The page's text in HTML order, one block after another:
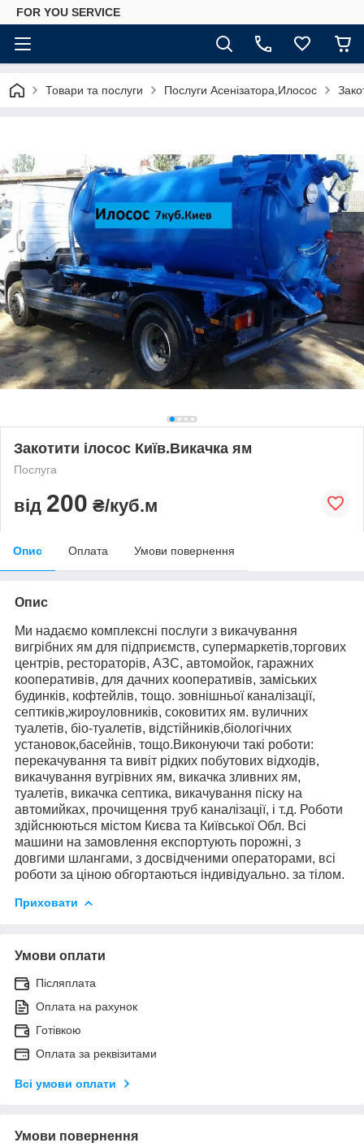
FOR YOU SERVICE
Товари та послуги Послуги Асенізатора,Илосос
Закотити ілосос Київ.Викачка ям
Послуга
від 200 ₴/куб.м
Опис Оплата Умови повернення
Опис
Ми надаємо комплексні послуги з викачування
вигрібних ям для підприємств, супермаркетів,торгових
центрів, рестораторів, АЗС, автомойок, гаражних
кооперативів, для дачних кооперативів, заміських
будинків, кофтейлів, тощо. зовнішньої каналізації,
септиків,жироуловників, соковитих ям. вуличних
туалетів, біо-туалетів, відстійників,біологічних
установок,басейнів, тощо.Виконуючи такі роботи:
перекачування та вивіт рідких побутових відходів,
викачування вугрівних ям, викачка зливних ям,
туалетів, викачка септика, викачування піску на
автомийках, прочищення труб каналізації, і т.д. Роботи
здійснюються містом Києва та Київської Обл. Всі
машини на замовлення експортують порожні, з
довгими шлангами, з досвідченими операторами, всі
роботи за ціною обгортаються індивідуально. за тілом.
Приховати
Умови оплати
Післяплата
Оплата на рахунок
Готівкою
Оплата за реквізитами
Всі умови оплати
Умови повернення